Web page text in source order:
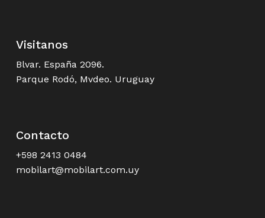
Visitanos
Blvar. España 2096.
Parque Rodó, Mvdeo. Uruguay
Contacto
+598 2413 0484
mobilart@mobilart.com.uy